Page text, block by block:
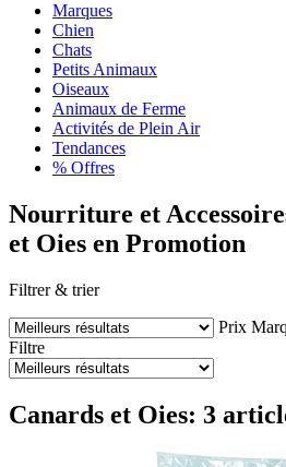
Marques
Chien
Chats
Petits Animaux
Oiseaux
Animaux de Ferme
Activités de Plein Air
Tendances
% Offres
Nourriture et
et Oies en Promotion
Filtrer & trier
Prix
Filtre
Canards et Oies: 3